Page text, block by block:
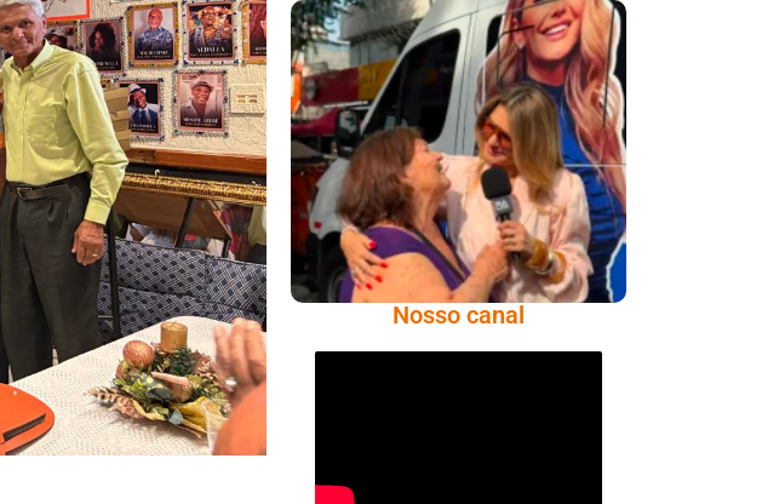
​Segurança Pública
Lidera Queixas De
Moradores Do Rio Em
Escuta Promovida
Por Antônia
Fontenelle
Nosso canal